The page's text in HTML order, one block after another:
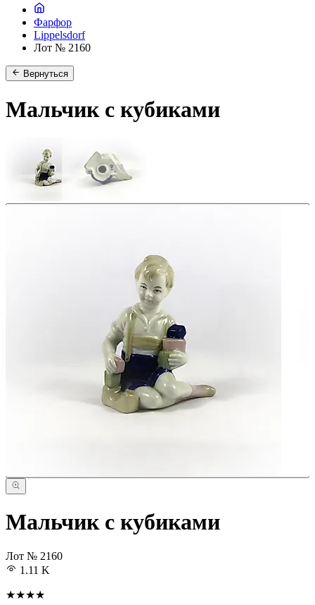
Фарфор
Lippelsdorf
Лот № 2160
Вернуться
Мальчик с кубиками
Мальчик с кубиками
Лот № 2160
1.11 K
★★★★